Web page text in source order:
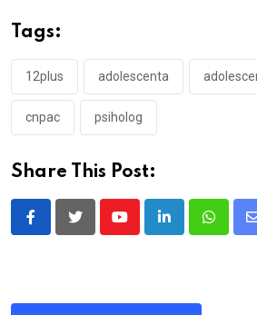
Tags:
12plus adolescenta
cnpac psiholog
Share This Post:
YoutubeLinkedIn